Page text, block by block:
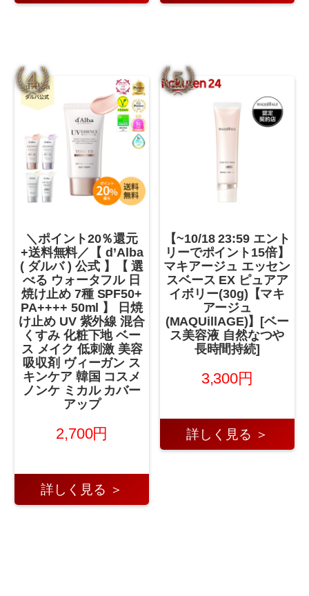
＼ポイント20％還元
+送料無料／【 d’Alba
( ダルバ ) 公式 】【 選
べる ウォータフル 日
焼け止め 7種 SPF50+
PA++++ 50ml 】 日焼
け止め UV 紫外線 混合
くすみ 化粧下地 ベー
ス メイク 低刺激 美容
吸収剤 ヴィーガン ス
キンケア 韓国 コスメ
ノンケ ミカル カバー
アップ
2,700円
詳しく見る ＞
【~10/18 23:59 エント
リーでポイント15倍】
マキアージュ エッセン
スベース EX ピュアア
イボリー(30g)【マキ
アージュ
(MAQUillAGE)】[ベー
ス美容液 自然なつや
長時間持続]
3,300円
詳しく見る ＞